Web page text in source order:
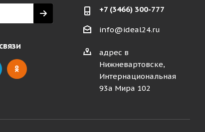
+7 (3466) 300-777
info@ideal24.ru
адрес в
Нижневартовске,
Интернациональная
93а Мира 102